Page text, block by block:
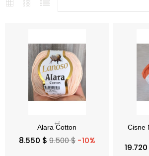
Precio base
9.500 $ -10%
Precio
8.550 $
Precio